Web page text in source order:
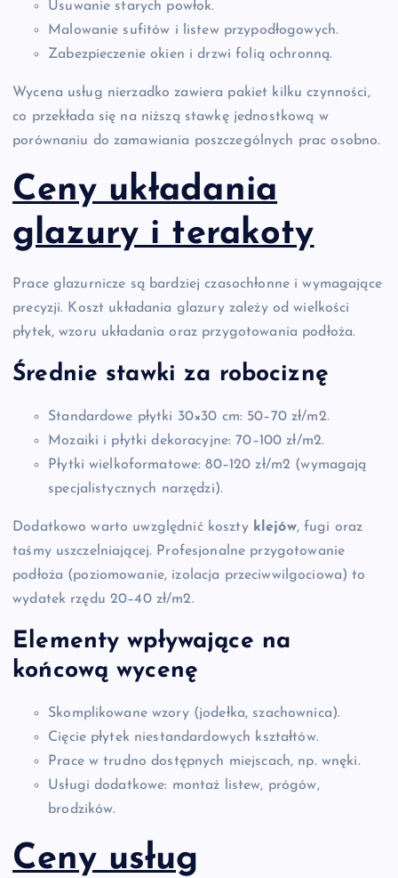
Usuwanie starych powłok.
Malowanie sufitów i listew przypodłogowych.
Zabezpieczenie okien i drzwi folią ochronną.
Wycena usług nierzadko zawiera pakiet kilku czynności,
co przekłada się na niższą stawkę jednostkową w
porównaniu do zamawiania poszczególnych prac osobno.
Ceny układania
glazury i terakoty
Prace glazurnicze są bardziej czasochłonne i wymagające
precyzji. Koszt układania glazury zależy od wielkości
płytek, wzoru układania oraz przygotowania podłoża.
Średnie stawki za robociznę
Standardowe płytki 30×30 cm: 50–70 zł/m2.
Mozaiki i płytki dekoracyjne: 70–100 zł/m2.
Płytki wielkoformatowe: 80–120 zł/m2 (wymagają
specjalistycznych narzędzi).
Dodatkowo warto uwzględnić koszty klejów, fugi oraz
taśmy uszczelniającej. Profesjonalne przygotowanie
podłoża (poziomowanie, izolacja przeciwwilgociowa) to
wydatek rzędu 20–40 zł/m2.
Elementy wpływające na
końcową wycenę
Skomplikowane wzory (jodełka, szachownica).
Cięcie płytek niestandardowych kształtów.
Prace w trudno dostępnych miejscach, np. wnęki.
Usługi dodatkowe: montaż listew, prógów,
brodzików.
Ceny usług